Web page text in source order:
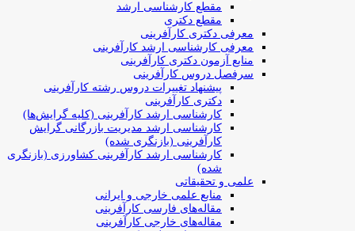
مقطع کارشناسی ارشد
مقطع دکتری
معرفی دکتری کارآفرینی
معرفی کارشناسی ارشد کارآفرینی
منابع آزمون دکتری کارآفرینی
سرفصل دروس کارآفرینی
پیشنهاد تغییرات دروس رشته کارآفرینی
دکتری کارآفرینی
کارشناسی ارشد کارآفرینی (کلیه گرایش‌ها)
کارشناسی ارشد مدیریت بازرگانی گرایش
کارآفرینی (بازنگری شده)
کارشناسی ارشد کارآفرینی کشاورزی (بازنگری
شده)
علمی و تحقیقاتی
منابع علمی خارجی و ایرانی
مقاله‌های فارسی کارآفرینی
مقاله‌های خارجی کارآفرینی